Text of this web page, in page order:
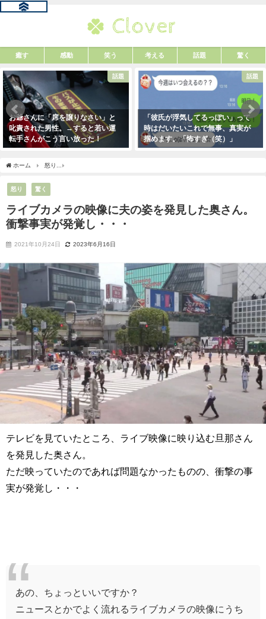
癒す 感動 笑う 考える 話題 驚く
話題
お爺さんに「席を譲りなさい」と
叱責された男性。→すると若い運
転手さんがこう言い放った！
話題
「彼氏が浮気してるっぽい」って
時はだいたいこれで無事、真実が
掴めます。「怖すぎ（笑）」
ホーム 怒り
怒り 驚く
ライブカメラの映像に夫の姿を発見した奥さん。
衝撃事実が発覚し・・・
2021年10月24日 2023年6月16日
テレビを見ていたところ、ライブ映像に映り込む旦那さん
を発見した奥さん。
ただ映っていたのであれば問題なかったものの、衝撃の事
実が発覚し・・・
あの、ちょっといいですか？
ニュースとかでよく流れるライブカメラの映像にうち